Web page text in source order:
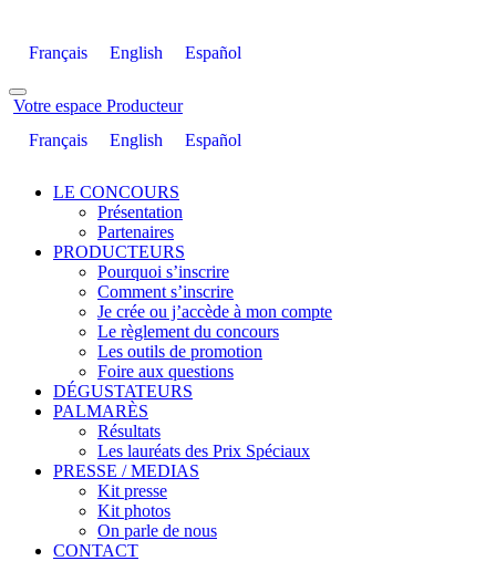
Français English Español
Votre espace Producteur
Français
English Español
LE CONCOURS
Présentation
Partenaires
PRODUCTEURS
Pourquoi s’inscrire
Comment s’inscrire
Je crée ou j’accède à mon compte
Le règlement du concours
Les outils de promotion
Foire aux questions
DÉGUSTATEURS
PALMARÈS
Résultats
Les lauréats des Prix Spéciaux
PRESSE / MEDIAS
Kit presse
Kit photos
On parle de nous
CONTACT